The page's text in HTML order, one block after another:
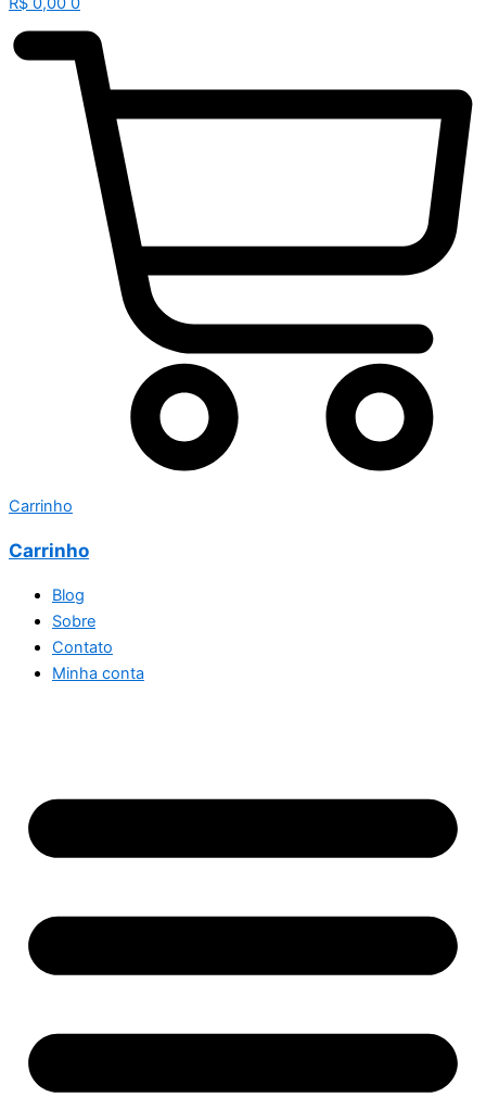
Carrinho
Carrinho
Blog
Sobre
Contato
Minha conta